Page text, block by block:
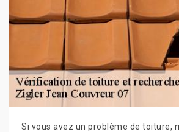
Si vous avez un problème de toiture,